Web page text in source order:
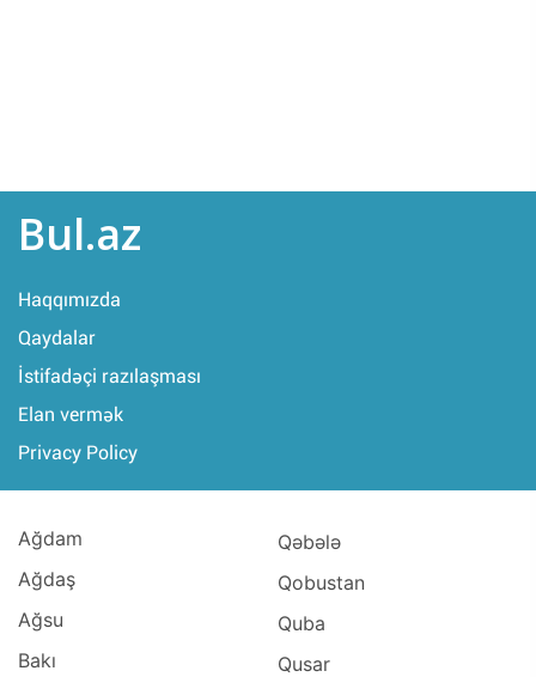
Bul.az
Haqqımızda
Qaydalar
İstifadəçi razılaşması
Elan vermək
Privacy Policy
Ağdam
Ağdaş
Ağsu
Bakı
Qəbələ
Qobustan
Quba
Qusar